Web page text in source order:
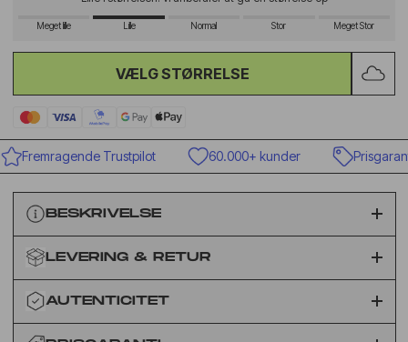
Meget lille Lille Normal Stor Meget Stor
VÆLG STØRRELSE
Fremragende Trustpilot 60.000+ kunder Prisgaranti
BESKRIVELSE
LEVERING & RETUR
AUTENTICITET